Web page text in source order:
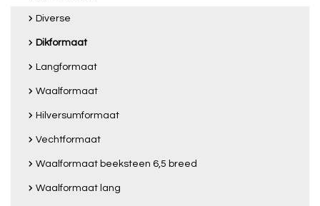
Diverse
Dikformaat
Langformaat
Waalformaat
Hilversumformaat
Vechtformaat
Waalformaat beeksteen 6,5 breed
Waalformaat lang